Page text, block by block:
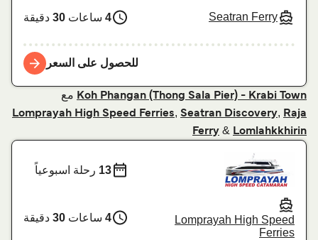
Seatran Ferry
4 ساعات30دقيقة
للحصول على السعر
Koh Phangan (Thong Sala Pier) - Krabi Townمع
Lomprayah High Speed Ferries,Seatran Discovery,Raja
Ferry &Lomlahkkhirin
Lomprayah High Speed
Ferries
13رحلة اسبوعياً
4 ساعات30دقيقة